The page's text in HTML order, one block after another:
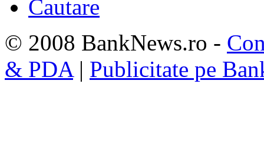
Cautare
© 2008 BankNews.ro -
& PDA| Publicitate pe